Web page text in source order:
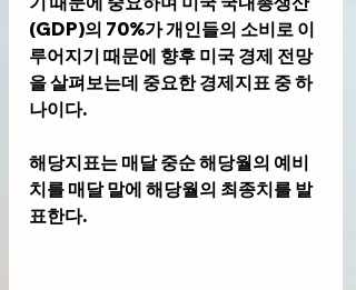
(GDP)의 70%가 개인들의 소비로 이
루어지기 때문에 향후 미국 경제 전망
을 살펴보는데 중요한 경제지표 중 하
나이다.
해당지표는 매달 중순 해당월의 예비
치를 매달 말에 해당월의 최종치를 발
표한다.